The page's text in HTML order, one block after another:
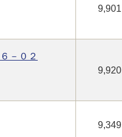
9,901
－０２
9,920
9,349